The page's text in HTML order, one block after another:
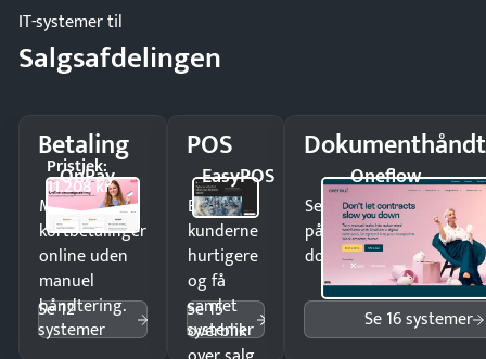
IT-systemer til
Salgsafdelingen
Betaling
OnPay
Pristjek:
11.208 kr
Modtag
kortbetalinger
online uden
manuel
håndtering.
Se 12
systemer
POS
EasyPOS
Ekspedér
kunderne
hurtigere
og få
samlet
overblik
Se 15
systemer
Oneflow
Send kontrakter til
på minutter og mist
dokumenter.
Se 16 systemer